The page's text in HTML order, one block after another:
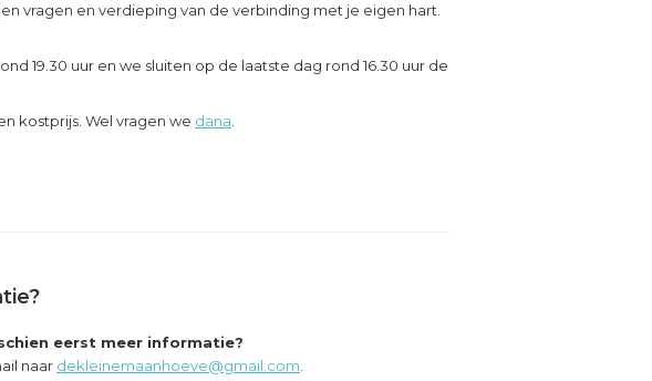
vragen en verdieping van de verbinding met je eigen hart.
19.30 uur en we sluiten op de laatste dag rond 16.30 uur de
kostprijs. Wel vragen we dana.
eerst meer informatie?
naar dekleinemaanhoeve@gmail.com.